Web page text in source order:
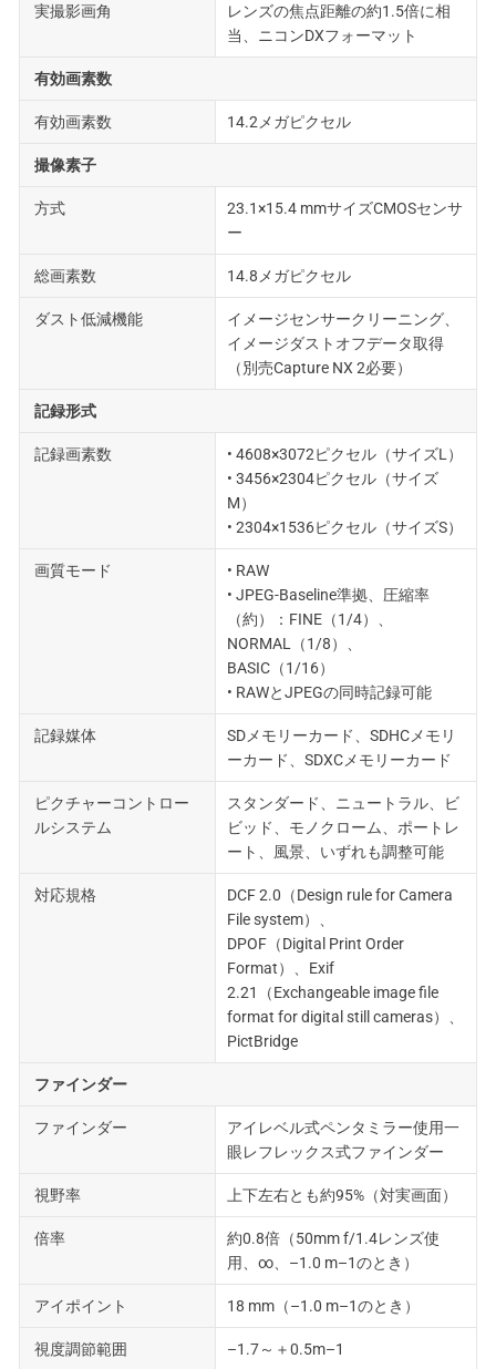
実撮影画角
レンズの焦点距離の約1.5倍に相
当、ニコンDXフォーマット
有効画素数
有効画素数 14.2メガピクセル
撮像素子
方式
23.1×15.4 mmサイズCMOSセンサ
ー
総画素数 14.8メガピクセル
ダスト低減機能
イメージセンサークリーニング、
イメージダストオフデータ取得
（別売Capture NX 2必要）
記録形式
記録画素数
• 4608×3072ピクセル（サイズL）
• 3456×2304ピクセル（サイズ
M）
• 2304×1536ピクセル（サイズS）
画質モード
• RAW
• JPEG-Baseline準拠、圧縮率
（約）：FINE（1/4）、
NORMAL（1/8）、
BASIC（1/16）
• RAWとJPEGの同時記録可能
記録媒体
SDメモリーカード、SDHCメモリ
ーカード、SDXCメモリーカード
ピクチャーコントロー
ルシステム
スタンダード、ニュートラル、ビ
ビッド、モノクローム、ポートレ
ート、風景、いずれも調整可能
対応規格
DCF 2.0（Design rule for Camera
File system）、
DPOF（Digital Print Order
Format）、Exif
2.21（Exchangeable image file
format for digital still cameras）、
PictBridge
ファインダー
ファインダー
アイレベル式ペンタミラー使用一
眼レフレックス式ファインダー
視野率 上下左右とも約95%（対実画面）
倍率
約0.8倍（50mm f/1.4レンズ使
用、∞、–1.0 m–1のとき）
アイポイント 18 mm（–1.0 m–1のとき）
視度調節範囲 –1.7～＋0.5m–1